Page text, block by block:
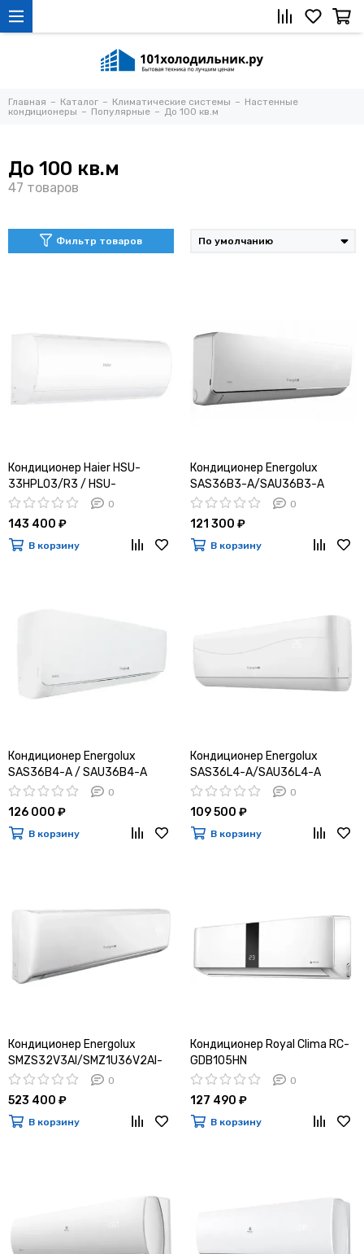
Главная Каталог Климатические системы
Настенные
кондиционеры
Популярные До 100 кв.м
До 100 кв.м
Фильтр товаров
Кондиционер Haier HSU-
33HPL03/R3 / HSU-
33HPL03/R3
0
143 400 ₽
В корзину
Кондиционер Energolux
SAS36B3-A/SAU36B3-A
0
121 300 ₽
В корзину
Кондиционер Energolux
SAS36B4-A / SAU36B4-A
0
126 000 ₽
В корзину
Кондиционер Energolux
SAS36L4-A/SAU36L4-A
0
109 500 ₽
В корзину
Кондиционер Energolux
SMZS32V3AI/SMZ1U36V2AI-
WS15
0
523 400 ₽
В корзину
Кондиционер Royal Clima RC-
GDB105HN
0
127 490 ₽
В корзину